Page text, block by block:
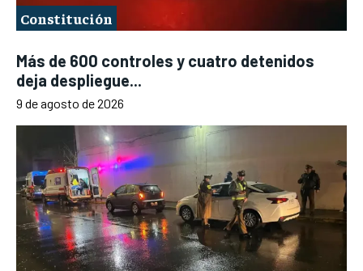
Constitución
Más de 600 controles y cuatro detenidos
deja despliegue...
9 de agosto de 2026